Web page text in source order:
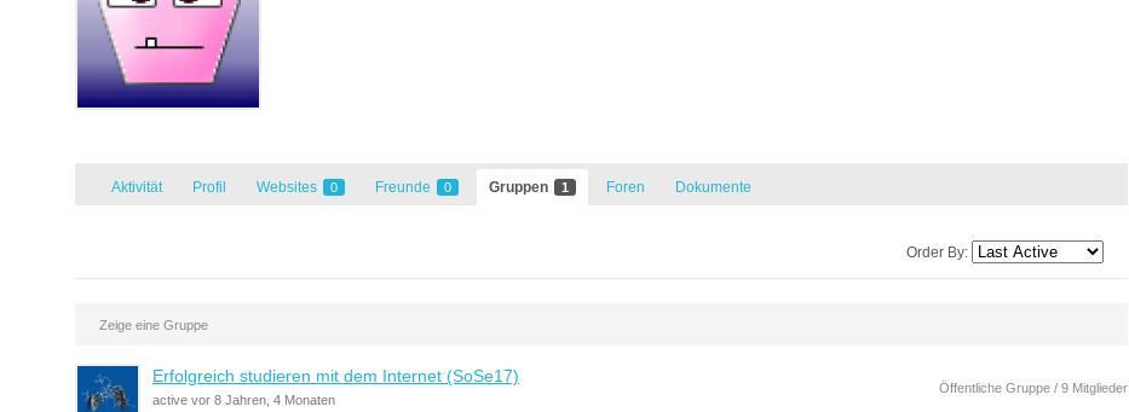
Aktivität Profil Websites 0 Freunde 0 Gruppen 1 Foren Dokumente
Order By:
Zeige eine Gruppe
Erfolgreich studieren mit dem Internet (SoSe17)
active vor 8 Jahren, 4 Monaten
Öffentliche Gruppe / 9 Mitglieder